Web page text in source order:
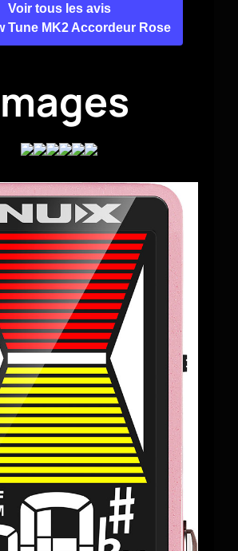
Voir tous les avis
Tune MK2 Accordeur Rose